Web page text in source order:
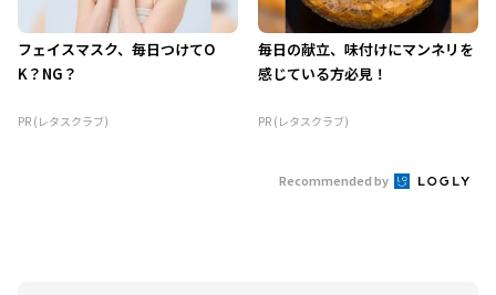
フェイスマスク、毎日つけてO
K？NG？
PR (レタスクラブ)
毎日の献立、味付けにマンネリを
感じている方必見！
PR (レタスクラブ)
Recommended by